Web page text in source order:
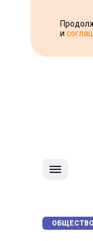
и
ОБЩЕСТВО